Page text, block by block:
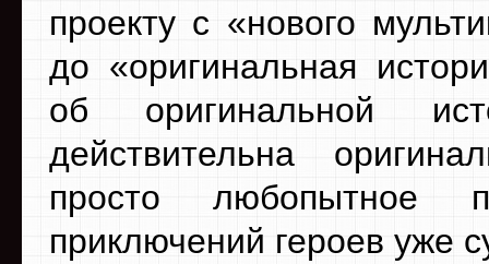
проекту с «нового
до «оригинальная
об оригинальной
действительна
просто любопытное
приключений героев уже